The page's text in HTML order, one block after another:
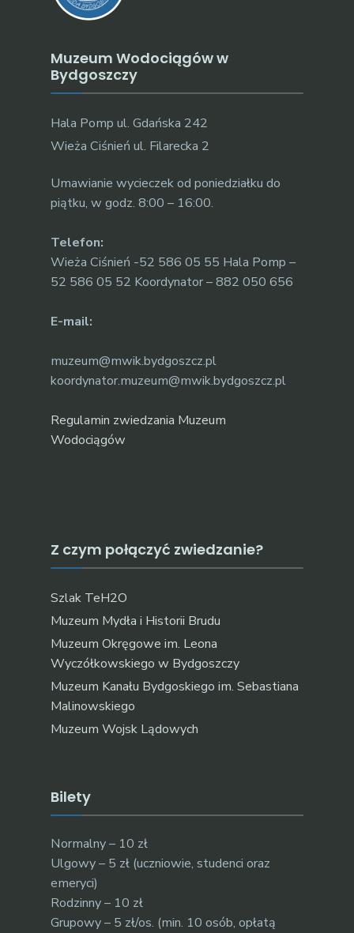
Muzeum Wodociągów w
Bydgoszczy
Hala Pomp ul. Gdańska 242
Wieża Ciśnień ul. Filarecka 2
Umawianie wycieczek od poniedziałku do
piątku, w godz. 8:00 – 16:00.
Telefon:
Wieża Ciśnień -52 586 05 55 Hala Pomp –
52 586 05 52 Koordynator – 882 050 656
E-mail:
muzeum@mwik.bydgoszcz.pl
koordynator.muzeum@mwik.bydgoszcz.pl
Regulamin zwiedzania Muzeum
Wodociągów
Z czym połączyć zwiedzanie?
Szlak TeH2O
Muzeum Mydła i Historii Brudu
Muzeum Okręgowe im. Leona
Wyczółkowskiego w Bydgoszczy
Muzeum Kanału Bydgoskiego im. Sebastiana
Malinowskiego
Muzeum Wojsk Lądowych
Bilety
Normalny – 10 zł
Ulgowy – 5 zł (uczniowie, studenci oraz
emeryci)
Rodzinny – 10 zł
Grupowy – 5 zł/os. (min. 10 osób, opłatą